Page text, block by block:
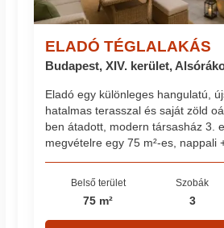
ELADÓ TÉGLALAKÁS
Budapest, XIV. kerület,
Eladó egy különleges hangulatú,
hatalmas terasszal és saját zöld
ben átadott, modern társasház 3.
megvételre egy 75 m²-es, nappali
Belső terület
75 m²
Szobák
3